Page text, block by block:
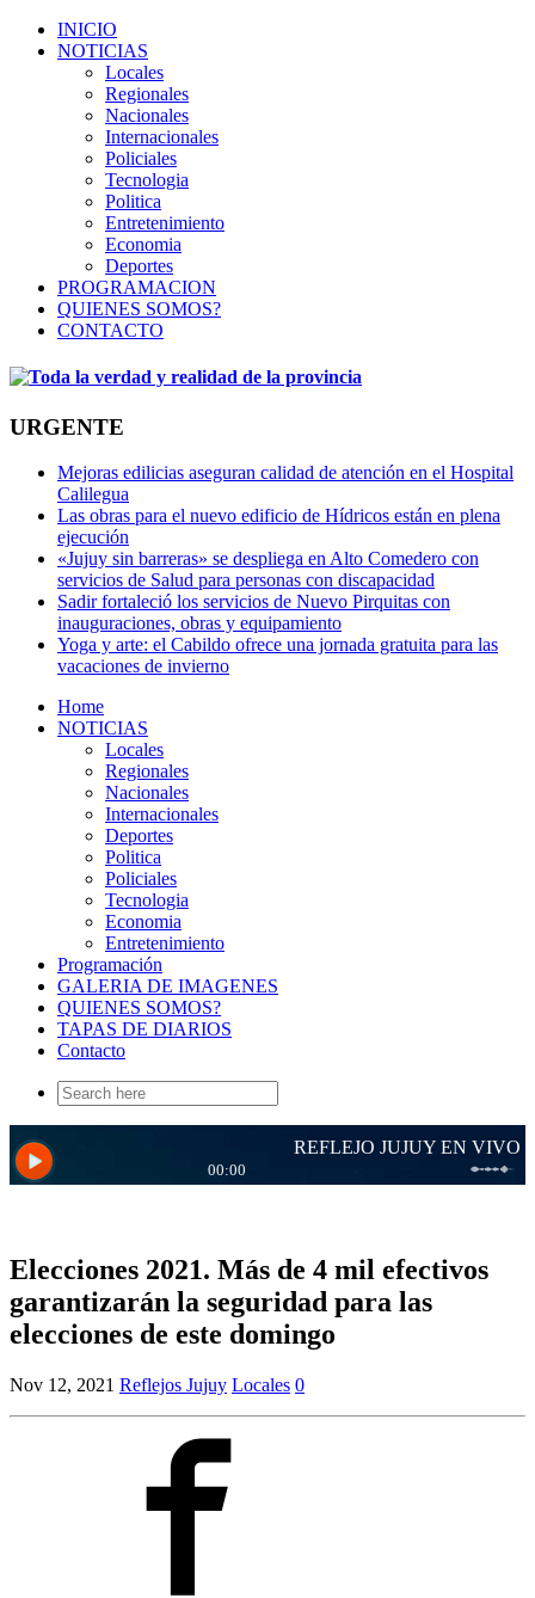
INICIO
NOTICIAS
Locales
Regionales
Nacionales
Internacionales
Policiales
Tecnologia
Politica
Entretenimiento
Economia
Deportes
PROGRAMACION
QUIENES SOMOS?
CONTACTO
URGENTE
Mejoras edilicias aseguran calidad de atención en el Hospital
Calilegua
Las obras para el nuevo edificio de Hídricos están en plena
ejecución
«Jujuy sin barreras» se despliega en Alto Comedero con
servicios de Salud para personas con discapacidad
Sadir fortaleció los servicios de Nuevo Pirquitas con
inauguraciones, obras y equipamiento
Yoga y arte: el Cabildo ofrece una jornada gratuita para las
vacaciones de invierno
Home
NOTICIAS
Locales
Regionales
Nacionales
Internacionales
Deportes
Politica
Policiales
Tecnologia
Economia
Entretenimiento
Programación
GALERIA DE IMAGENES
QUIENES SOMOS?
TAPAS DE DIARIOS
Contacto
Search
for:
Elecciones 2021. Más de 4 mil efectivos
garantizarán la seguridad para las
elecciones de este domingo
Nov 12, 2021 Reflejos Jujuy Locales 0